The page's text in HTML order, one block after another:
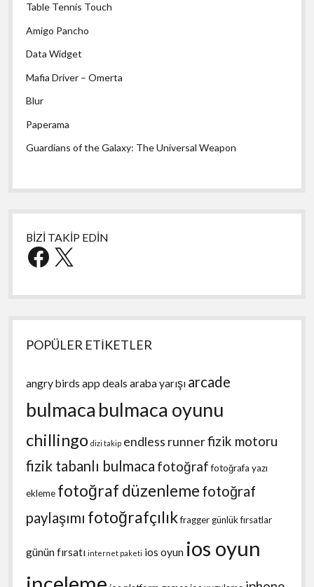
Table Tennis Touch
Amigo Pancho
Data Widget
Mafia Driver – Omerta
Blur
Paperama
Guardians of the Galaxy: The Universal Weapon
BİZİ TAKİP EDİN
Facebook
X
POPÜLER ETİKETLER
angry birds app deals araba yarışı arcade
bulmaca bulmaca oyunu
chillingo dizi takip endless runnerfizik motoru
fizik tabanlı bulmaca fotoğraf fotoğrafa yazı
ekleme fotoğraf düzenleme fotoğraf
paylaşımı fotoğrafçılıkfraggergünlük fırsatlar
günün fırsatı internet paketi ios oyun ios oyun